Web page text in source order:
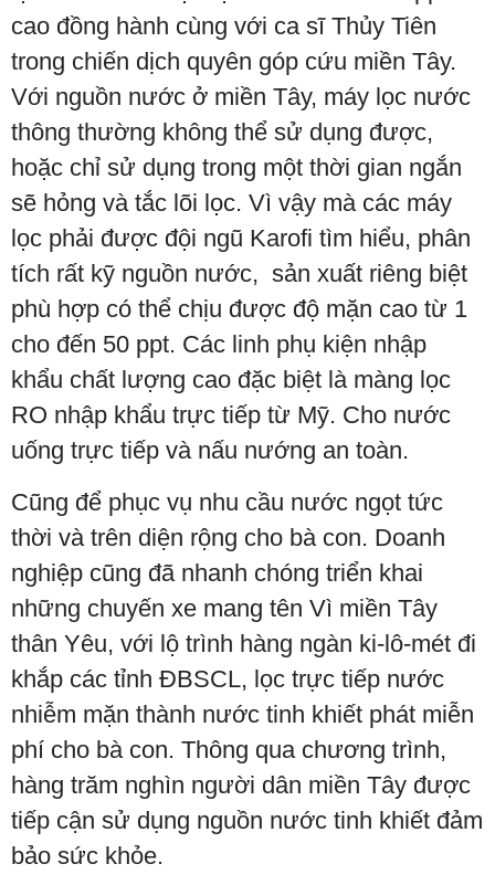
cao đồng hành cùng với ca sĩ Thủy Tiên
trong chiến dịch quyên góp cứu miền Tây.
Với nguồn nước ở miền Tây, máy lọc nước
thông thường không thể sử dụng được,
hoặc chỉ sử dụng trong một thời gian ngắn
sẽ hỏng và tắc lõi lọc. Vì vậy mà các máy
lọc phải được đội ngũ Karofi tìm hiểu, phân
tích rất kỹ nguồn nước, sản xuất riêng biệt
phù hợp có thể chịu được độ mặn cao từ 1
cho đến 50 ppt. Các linh phụ kiện nhập
khẩu chất lượng cao đặc biệt là màng lọc
RO nhập khẩu trực tiếp từ Mỹ. Cho nước
uống trực tiếp và nấu nướng an toàn.
Cũng để phục vụ nhu cầu nước ngọt tức
thời và trên diện rộng cho bà con. Doanh
nghiệp cũng đã nhanh chóng triển khai
những chuyến xe mang tên Vì miền Tây
thân Yêu, với lộ trình hàng ngàn ki-lô-mét đi
khắp các tỉnh ĐBSCL, lọc trực tiếp nước
nhiễm mặn thành nước tinh khiết phát miễn
phí cho bà con. Thông qua chương trình,
hàng trăm nghìn người dân miền Tây được
tiếp cận sử dụng nguồn nước tinh khiết đảm
bảo sức khỏe.